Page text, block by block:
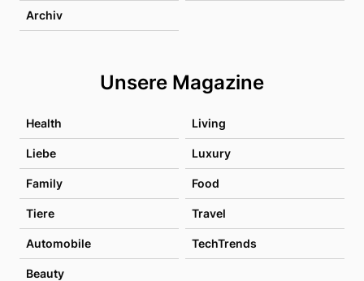
Archiv
Unsere Magazine
Health Living
Liebe Luxury
Family Food
Tiere Travel
Automobile TechTrends
Beauty